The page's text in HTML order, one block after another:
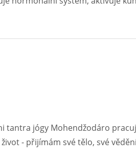
tantra jógy Mohendžodáro
- přijímám své tělo, své